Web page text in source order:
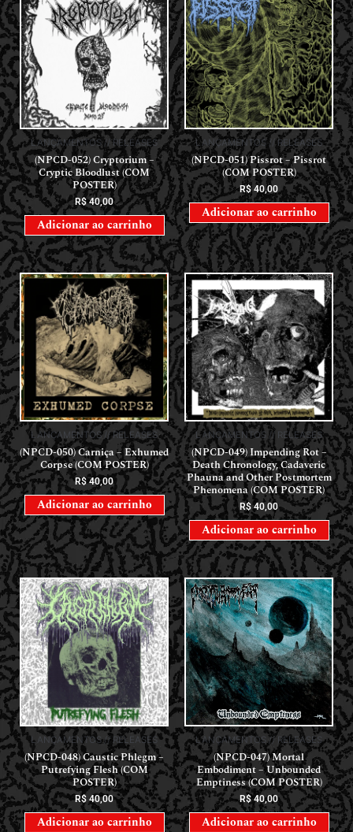
LANÇAMENTOS // RELEASES
(NPCD-052) Cryptorium –
Cryptic Bloodlust (COM
POSTER)
R$40,00
Adicionar ao carrinho
LANÇAMENTOS // RELEASES
(NPCD-051) Pissrot – Pissrot
(COM POSTER)
R$40,00
Adicionar ao carrinho
LANÇAMENTOS // RELEASES
(NPCD-050) Carniça – Exhumed
Corpse (COM POSTER)
R$40,00
Adicionar ao carrinho
LANÇAMENTOS // RELEASES
(NPCD-049) Impending Rot –
Death Chronology, Cadaveric
Phauna and Other Postmortem
Phenomena (COM POSTER)
R$40,00
Adicionar ao carrinho
LANÇAMENTOS // RELEASES
(NPCD-048) Caustic Phlegm –
Putrefying Flesh (COM
POSTER)
R$ 40,00
Adicionar ao carrinho
LANÇAMENTOS // RELEASES
(NPCD-047) Mortal
Embodiment – Unbounded
Emptiness (COM POSTER)
R$40,00
Adicionar ao carrinho